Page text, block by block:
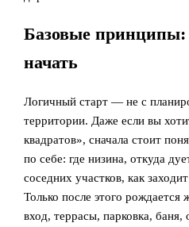
Базовые принципы:
начать
Логичный старт — не с
территории. Даже если вы
квадратов», сначала стоит
по себе: где низина, откуда
соседних участков, как
Только после этого рождается
вход, террасы, парковка, баня,